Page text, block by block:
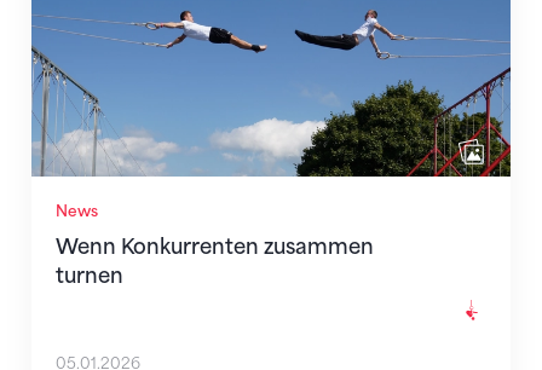
News
Wenn Konkurrenten zusammen
turnen
05.01.2026